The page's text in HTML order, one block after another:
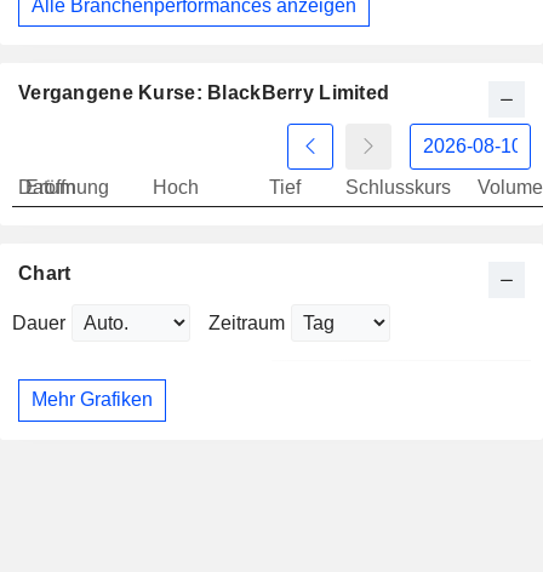
Alle Branchenperformances anzeigen
Vergangene Kurse: BlackBerry Limited
Datum
Eröffnung Hoch Tief Schlusskurs
Chart
Dauer Zeitraum
Mehr Grafiken